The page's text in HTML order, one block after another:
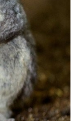
Di...